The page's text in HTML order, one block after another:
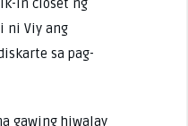
in closet ng
ni Viy ang
sa pag-
gawing hiwalay